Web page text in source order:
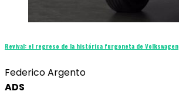
Revival: el regreso de la histórica furgoneta de Volkswagen
Federico Argento
ADS